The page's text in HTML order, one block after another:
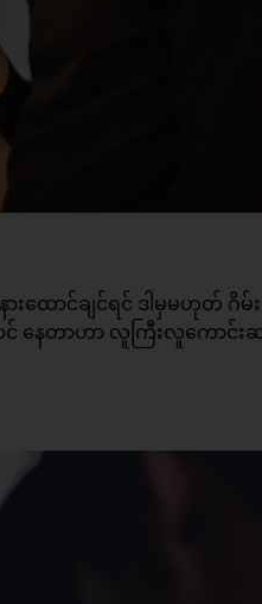
နားထောင်ချင်ရင် ဒါမှမဟုတ်
နေတာဟာ လူကြီးလူကောင်းဆန်